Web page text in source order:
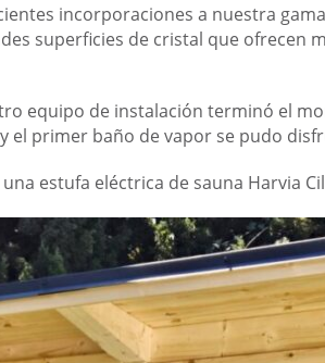
incorporaciones a nuestra
superficies de cristal que ofrecen
equipo de instalación terminó el
el primer baño de vapor se pudo
estufa eléctrica de sauna Harvia